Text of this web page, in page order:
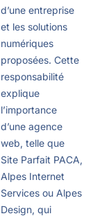
d’une entreprise
et les solutions
numériques
proposées. Cette
responsabilité
explique
l’importance
d’une agence
web, telle que
Site Parfait PACA,
Alpes Internet
Services ou Alpes
Design, qui